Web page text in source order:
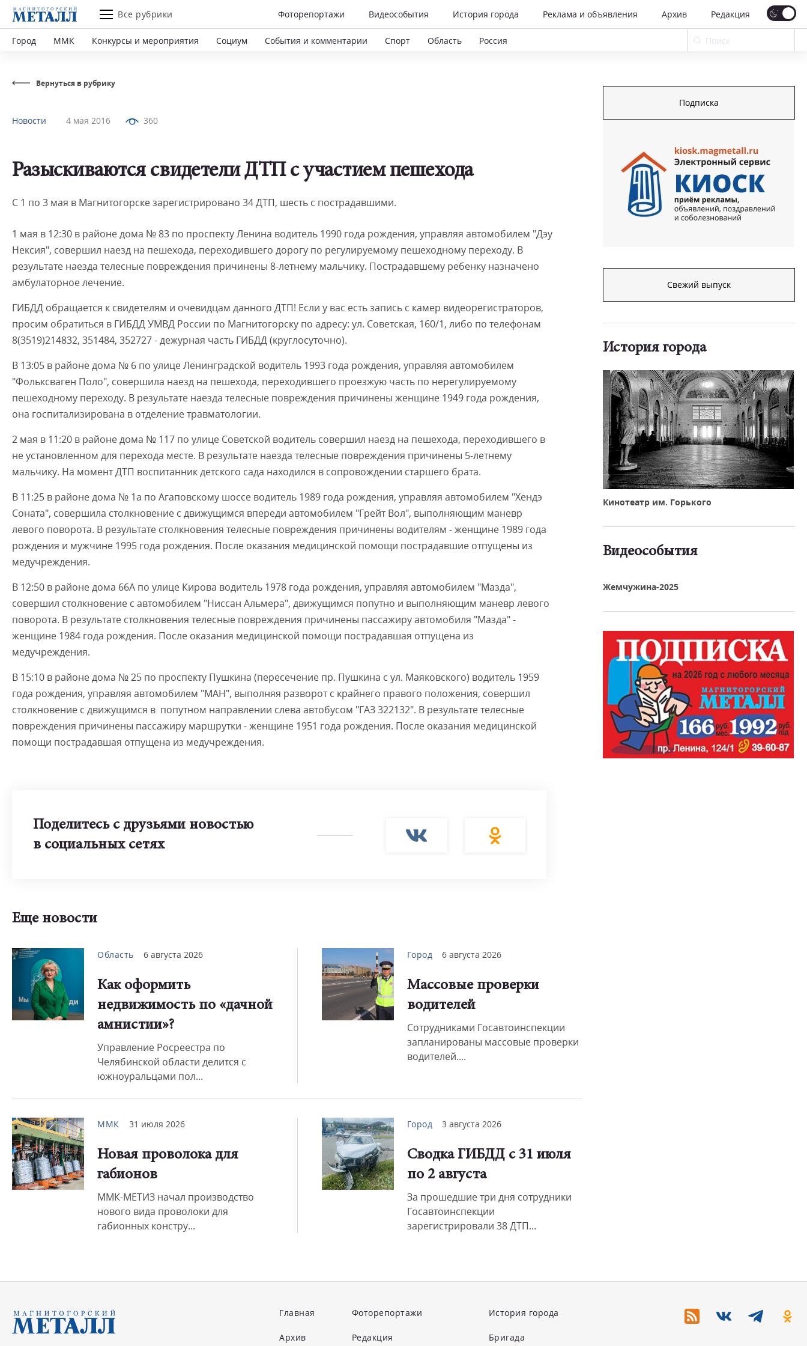
Все рубрики Фоторепортажи Видеособытия История города Реклама и объявления Архив Редакция
Город ММК Конкурсы и мероприятия Социум События и комментарии Спорт Область Россия
Вернуться в рубрику
Новости 4 мая 2016 360
Разыскиваются свидетели ДТП с участием пешехода
С 1 по 3 мая в Магнитогорске зарегистрировано 34 ДТП, шесть с пострадавшими.
1 мая в 12:30 в районе дома № 83 по проспекту Ленина водитель 1990 года рождения, управляя автомобилем "Дэу
Нексия", совершил наезд на пешехода, переходившего дорогу по регулируемому пешеходному переходу. В
результате наезда телесные повреждения причинены 8-летнему мальчику. Пострадавшему ребенку назначено
амбулаторное лечение.
ГИБДД обращается к свидетелям и очевидцам данного ДТП! Если у вас есть запись с камер видеорегистраторов,
просим обратиться в ГИБДД УМВД России по Магнитогорску по адресу: ул. Советская, 160/1, либо по телефонам
8(3519)214832, 351484, 352727 - дежурная часть ГИБДД (круглосуточно).
В 13:05 в районе дома № 6 по улице Ленинградской водитель 1993 года рождения, управляя автомобилем
"Фольксваген Поло", совершила наезд на пешехода, переходившего проезжую часть по нерегулируемому
пешеходному переходу. В результате наезда телесные повреждения причинены женщине 1949 года рождения,
она госпитализирована в отделение травматологии.
2 мая в 11:20 в районе дома № 117 по улице Советской водитель совершил наезд на пешехода, переходившего в
не установленном для перехода месте. В результате наезда телесные повреждения причинены 5-летнему
мальчику. На момент ДТП воспитанник детского сада находился в сопровождении старшего брата.
В 11:25 в районе дома № 1а по Агаповскому шоссе водитель 1989 года рождения, управляя автомобилем "Хендэ
Соната", совершила столкновение с движущимся впереди автомобилем "Грейт Вол", выполняющим маневр
левого поворота. В результате столкновения телесные повреждения причинены водителям - женщине 1989 года
рождения и мужчине 1995 года рождения. После оказания медицинской помощи пострадавшие отпущены из
медучреждения.
В 12:50 в районе дома 66А по улице Кирова водитель 1978 года рождения, управляя автомобилем "Мазда",
совершил столкновение с автомобилем "Ниссан Альмера", движущимся попутно и выполняющим маневр левого
поворота. В результате столкновения телесные повреждения причинены пассажиру автомобиля "Мазда" -
женщине 1984 года рождения. После оказания медицинской помощи пострадавшая отпущена из
медучреждения.
В 15:10 в районе дома № 25 по проспекту Пушкина (пересечение пр. Пушкина с ул. Маяковского) водитель 1959
года рождения, управляя автомобилем "МАН", выполняя разворот с крайнего правого положения, совершил
столкновение с движущимся в попутном направлении слева автобусом "ГАЗ 322132". В результате телесные
повреждения причинены пассажиру маршрутки - женщине 1951 года рождения. После оказания медицинской
помощи пострадавшая отпущена из медучреждения.
Поделитесь с друзьями новостью
в социальных сетях
Еще новости
Область 6 августа 2026
Как оформить
недвижимость по «дачной
амнистии»?
Управление Росреестра по
Челябинской области делится с
южноуральцами пол...
Город 6 августа 2026
Массовые проверки
водителей
Сотрудниками Госавтоинспекции
запланированы массовые проверки
водителей....
ММК 31 июля 2026
Новая проволока для
габионов
ММК-МЕТИЗ начал производство
нового вида проволоки для
габионных констру...
Город 3 августа 2026
Сводка ГИБДД с 31 июля
по 2 августа
За прошедшие три дня сотрудники
Госавтоинспекции
зарегистрировали 38 ДТП...
Подписка
Свежий выпуск
История города
Кинотеатр им. Горького
Видеособытия
Жемчужина-2025
Главная
Архив
Фоторепортажи
Редакция
История города
Бригада